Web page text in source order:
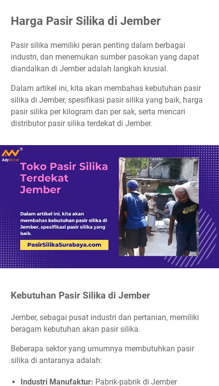
Harga Pasir Silika di Jember
Pasir silika memiliki peran penting dalam berbagai
industri, dan menemukan sumber pasokan yang dapat
diandalkan di Jember adalah langkah krusial.
Dalam artikel ini, kita akan membahas kebutuhan pasir
silika di Jember, spesifikasi pasir silika yang baik, harga
pasir silika per kilogram dan per sak, serta mencari
distributor pasir silika terdekat di Jember.
Kebutuhan Pasir Silika di Jember
Jember, sebagai pusat industri dan pertanian, memiliki
beragam kebutuhan akan pasir silika.
Beberapa sektor yang umumnya membutuhkan pasir
silika di antaranya adalah:
Industri Manufaktur: Pabrik-pabrik di Jember